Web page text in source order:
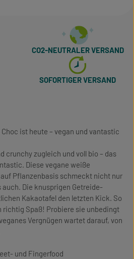
CO2-NEUTRALER VERSAND
SOFORTIGER VERSAND
ist heute – vegan und vantastic
crunchy zugleich und voll bio – das
Diese vegane weiße
Pflanzenbasis schmeckt nicht nur
auch. Die knusprigen Getreide-
Kakaotafel den letzten Kick. So
Spaß! Probiere sie unbedingt
Vergnügen wartet darauf, von
und Fingerfood